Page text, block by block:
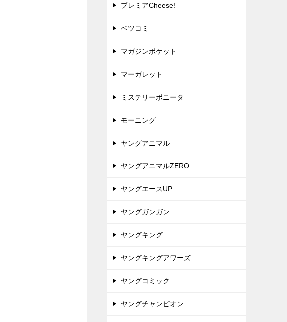
プレミアCheese!
ベツコミ
マガジンポケット
マーガレット
ミステリーボニータ
モーニング
ヤングアニマル
ヤングアニマルZERO
ヤングエースUP
ヤングガンガン
ヤングキング
ヤングキングアワーズ
ヤングコミック
ヤングチャンピオン